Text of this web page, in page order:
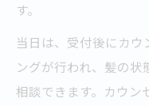
す。
当日は、受付後にカウ
ングが行われ、髪の状
相談できます。カウン